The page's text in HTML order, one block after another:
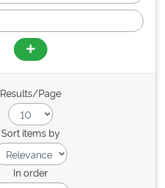
Results/Page
Sort items by
In order